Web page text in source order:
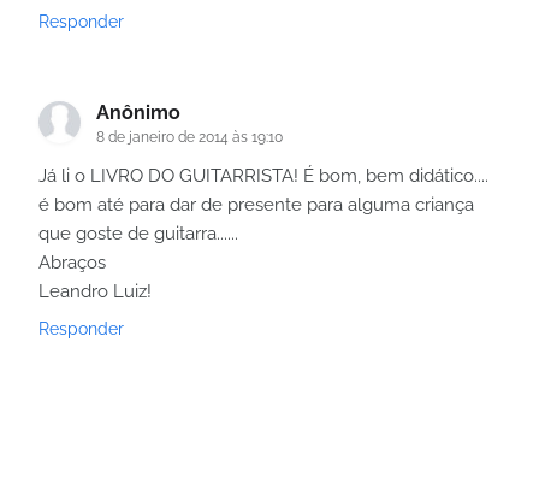
Responder
Anônimo
8 de janeiro de 2014 às 19:10
Já li o LIVRO DO GUITARRISTA! É bom, bem didático....
é bom até para dar de presente para alguma criança
que goste de guitarra......
Abraços
Leandro Luiz!
Responder